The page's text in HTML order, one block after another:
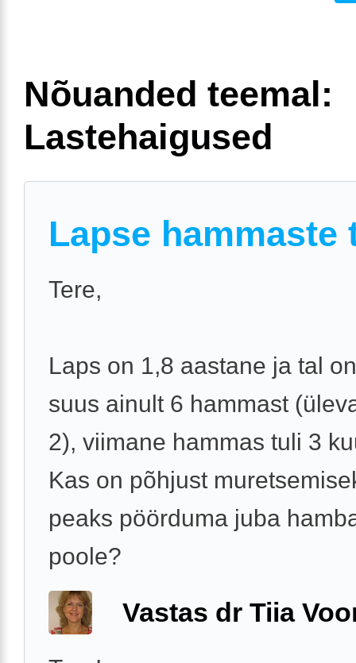
Nõuanded teemal:
Lastehaigused
Lapse hammaste
Tere,
Laps on 1,8 aastane ja tal
suus ainult 6 hammast
2), viimane hammas tuli 3
Kas on põhjust
peaks pöörduma juba
poole?
Vastas dr Tiia